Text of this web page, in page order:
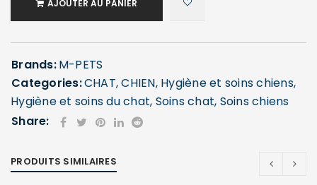
AJOUTER AU PANIER
Brands:M-PETS
Categories:CHAT,CHIEN, Hygiène et soins chiens,
Hygiène et soins du chat, Soins chat, Soins chiens
Share:
PRODUITS SIMILAIRES